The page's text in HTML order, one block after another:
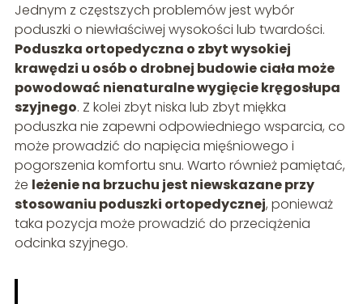
Jednym z częstszych problemów jest wybór
poduszki o niewłaściwej wysokości lub twardości.
Poduszka ortopedyczna o zbyt wysokiej
krawędzi u osób o drobnej budowie ciała może
powodować nienaturalne wygięcie kręgosłupa
szyjnego. Z kolei zbyt niska lub zbyt miękka
poduszka nie zapewni odpowiedniego wsparcia, co
może prowadzić do napięcia mięśniowego i
pogorszenia komfortu snu. Warto również pamiętać,
że leżenie na brzuchu jest niewskazane przy
stosowaniu poduszki ortopedycznej, ponieważ
taka pozycja może prowadzić do przeciążenia
odcinka szyjnego.